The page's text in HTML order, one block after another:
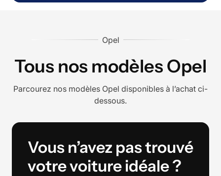
Opel
Tous nos modèles Opel
Parcourez nos modèles Opel disponibles à l’achat ci-
dessous.
Vous n’avez pas trouvé
votre voiture idéale ?